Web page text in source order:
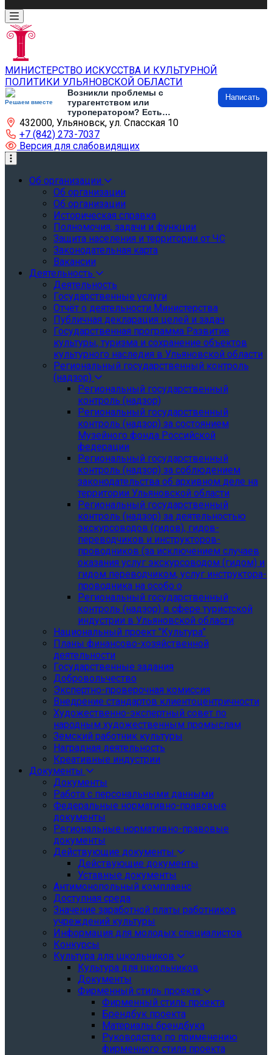
МИНИСТЕРСТВО ИСКУССТВА И КУЛЬТУРНОЙ
ПОЛИТИКИ УЛЬЯНОВСКОЙ ОБЛАСТИ
Решаем вместе
Возникли проблемы с
турагентством или
туроператором? Есть
предложения по развитию
туризма и туристической
инфраструктуры? Напишите об
этом
Написать
432000, Ульяновск, ул. Спасская 10
+7 (842) 273-7037
Версия для слабовидящих
Об организации
Об организации
Об организации
Историческая справка
Полномочия, задачи и функции
Защита населения и территории от ЧС
Законодательная карта
Вакансии
Деятельность
Деятельность
Государственные услуги
Отчёт о деятельности Министерства
Публичная декларация целей и задач
Государственная программа Развитие
культуры, туризма и сохранение объектов
культурного наследия в Ульяновской области
Региональный государственный контроль
(надзор)
Региональный государственный
контроль (надзор)
Региональный государственный
контроль (надзор) за состоянием
Музейного фонда Российской
федерации
Региональный государственный
контроль (надзор) за соблюдением
законодательства об архивном деле на
территории Ульяновской области
Региональный государственный
контроль (надзор) за деятельностью
экскурсоводов (гидов), гидов-
переводчиков и инструкторов-
проводников (за исключением случаев
оказания услуг экскурсоводом (гидом) и
гидом переводчиком, услуг инструктора-
проводника на особо о
Региональный государственный
контроль (надзор) в сфере туристской
индустрии в Ульяновской области
Национальный проект "Культура"
Планы финансово-хозяйственной
деятельности
Государственные задания
Добровольчество
Экспертно-проверочная комиссия
Внедрение стандартов клиентоцентричности
Художественно-экспертный совет по
народным художественным промыслам
Земский работник культуры
Наградная деятельность
Креативные индустрии
Документы
Документы
Работа с персональными данными
Федеральные нормативно-правовые
документы
Региональные нормативно-правовые
документы
Действующие документы
Действующие документы
Уставные документы
Антимонопольный комплаенс
Доступная среда
Значение заработной платы работников
учреждений культуры
Информация для молодых специалистов
Конкурсы
Культура для школьников
Культура для школьников
Документы
Фирменный стиль проекта
Фирменный стиль проекта
Брендбук проекта
Материалы брендбука
Руководство по применению
фирменного стиля проекта